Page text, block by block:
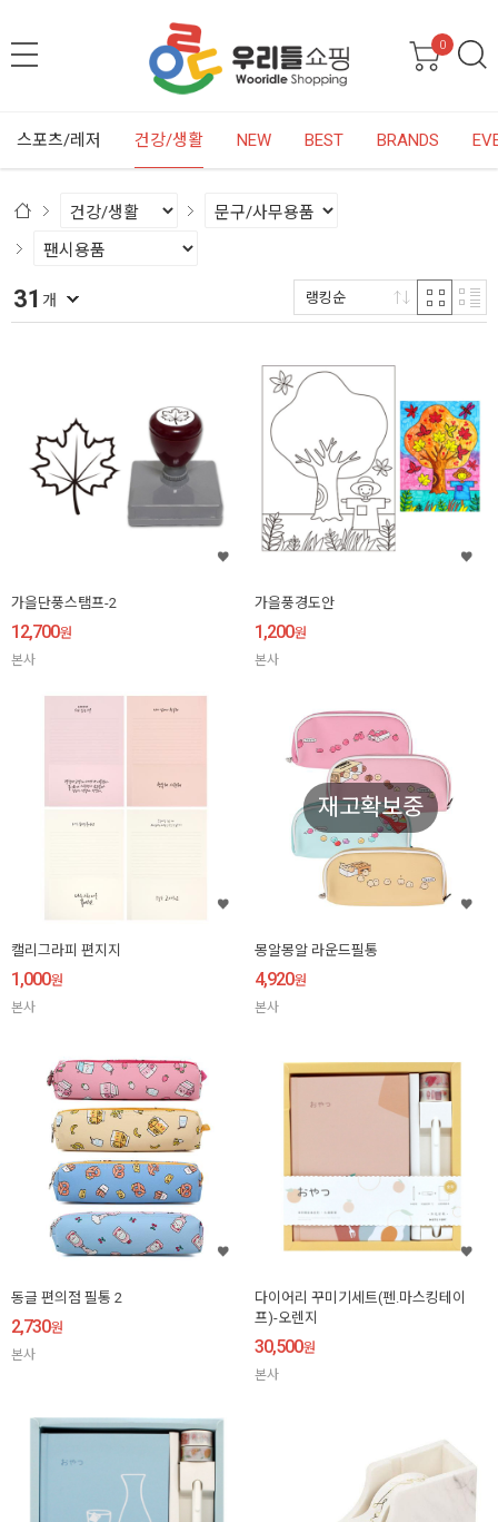
0
스포츠/레저 건강/생활 NEW BEST BRANDS
31 개 랭킹순
가을단풍스탬프-2
12,700원
본사
가을풍경도안
1,200원
본사
캘리그라피 편지지
1,000원
본사
재고확보중
몽알몽알 라운드필통
4,920원
본사
동글 편의점 필통 2
2,730원
본사
다이어리 꾸미기세트(펜.마스킹테이
프)-오렌지
30,500원
본사